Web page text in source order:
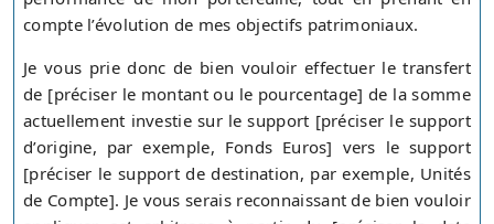
compte l’évolution de mes objectifs patrimoniaux.
Je vous prie donc de bien vouloir effectuer le transfert
de [préciser le montant ou le pourcentage] de la somme
actuellement investie sur le support [préciser le support
d’origine, par exemple, Fonds Euros] vers le support
[préciser le support de destination, par exemple, Unités
de Compte]. Je vous serais reconnaissant de bien vouloir